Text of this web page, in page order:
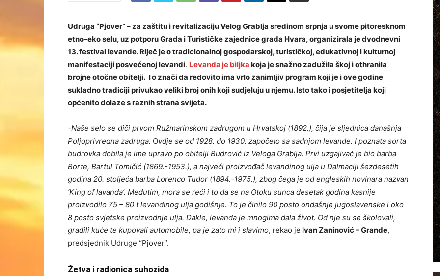
Udruga “Pjover” – za zaštitu i revitalizaciju Velog Grablja sredinom srpnja u svome pitoresknom
etno-eko selu, uz potporu Grada i Turističke zajednice grada Hvara, organizirala je dvodnevni
13. festival levande. Riječ je o tradicionalnoj gospodarskoj, turističkoj, edukativnoj i kulturnoj
manifestaciji posvećenoj levandi. Levanda je biljka koja je snažno zadužila škoj i othranila
brojne otočne obitelji. To znači da redovito ima vrlo zanimljiv program koji je i ove godine
sukladno tradiciji privukao veliki broj onih koji sudjeluju u njemu. Isto tako i posjetitelja koji
općenito dolaze s raznih strana svijeta.
-Naše selo se diči prvom Ružmarinskom zadrugom u Hrvatskoj (1892.), čija je sljednica današnja
Poljoprivredna zadruga. Ovdje se od 1928. do 1930. započelo sa sadnjom levande. I poznata sorta
budrovka dobila je ime upravo po obitelji Budrović iz Veloga Grablja. Prvi uzgajivač je bio barba
Borte, Bartul Tomičić (1869.-1953.), a najveći proizvođač levandinog ulja u Dalmaciji šezdesetih
godina 20. stoljeća barba Lorenco Tudor (1894.-1975.), zbog čega je od engleskih novinara nazvan
‘King of lavanda’. Međutim, mora se reći i to da se na Otoku sunca desetak godina kasnije
proizvodilo 75 – 80 t levandinog ulja godišnje. To je činilo 90 posto ondašnje jugoslavenske i oko
8 posto svjetske proizvodnje ulja. Dakle, levanda je mnogima dala život. Od nje su se školovali,
gradili kuće te kupovali automobile, pa je zato mi i slavimo, rekao je Ivan Zaninović – Grande,
predsjednik Udruge “Pjover”.
Žetva i radionica suhozida